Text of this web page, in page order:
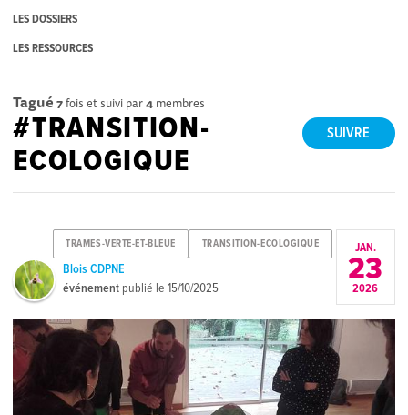
LES DOSSIERS
LES RESSOURCES
Tagué 7fois et suivi par4 membres
SUIVRE
#TRANSITION-
ECOLOGIQUE
TRAMES-VERTE-ET-BLEUE TRANSITION-ECOLOGIQUE
Blois CDPNE
événement publié le15/10/2025
JAN.
23
2026